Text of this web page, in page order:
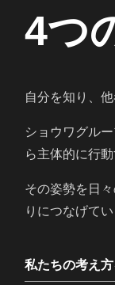
4つ
自分を知り、
ショウワグル
ら主体的に行
その姿勢を日
りにつなげてい
私たちの考え